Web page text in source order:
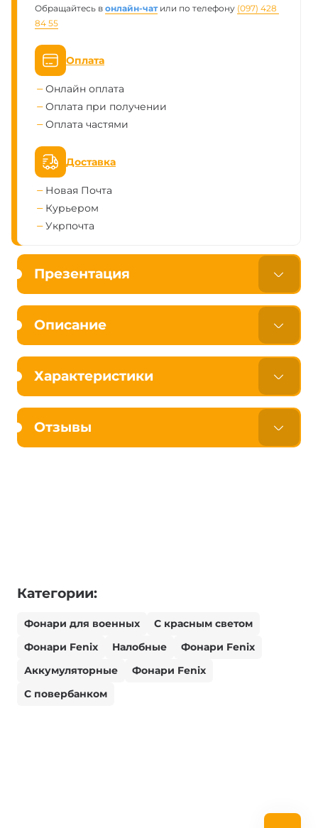
Обращайтесь в онлайн-чатили по телефону (097) 428
84 55
Оплата
Онлайн оплата
Оплата при получении
Оплата частями
Доставка
Новая Почта
Курьером
Укрпочта
Презентация
Описание
Характеристики
Отзывы
Категории:
Фонари для военных
С красным светом
Фонари Fenix
Налобные
Фонари Fenix
Аккумуляторные
Фонари Fenix
С повербанком